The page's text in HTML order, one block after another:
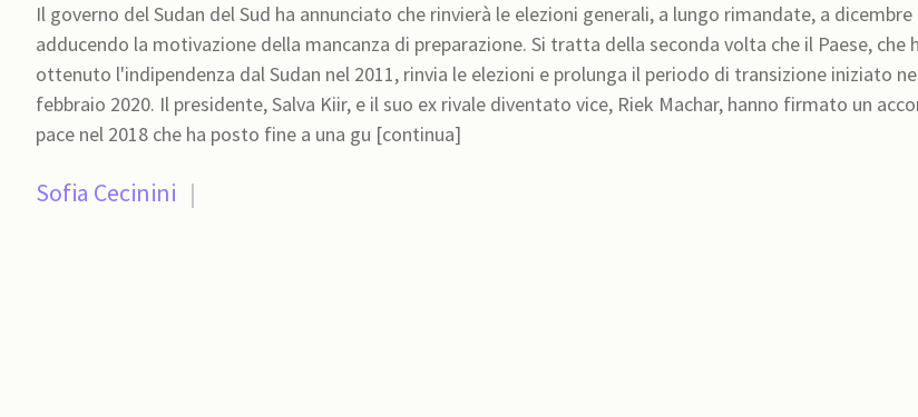
Il governo del Sudan del Sud ha annunciato che rinvierà le elezioni generali, a lungo rimandate, a dicembre
adducendo la motivazione della mancanza di preparazione. Si tratta della seconda volta che il Paese, che
ottenuto l'indipendenza dal Sudan nel 2011, rinvia le elezioni e prolunga il periodo di transizione iniziato
febbraio 2020. Il presidente, Salva Kiir, e il suo ex rivale diventato vice, Riek Machar, hanno firmato un
pace nel 2018 che ha posto fine a una gu [continua]
Sofia Cecinini |